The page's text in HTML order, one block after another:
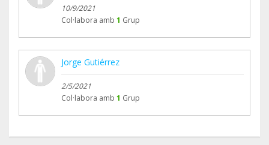
10/9/2021
Col·labora amb 1 Grup
Jorge Gutiérrez
2/5/2021
Col·labora amb 1 Grup